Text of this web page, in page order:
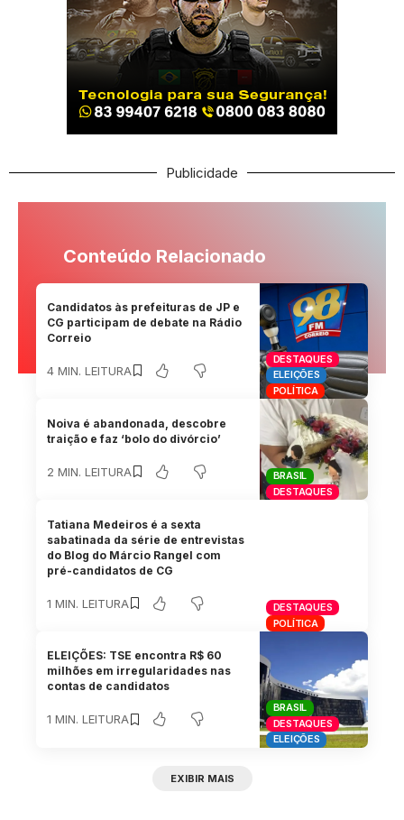
Publicidade
Conteúdo Relacionado
DESTAQUES
ELEIÇÕES
POLÍTICA
Candidatos às prefeituras de JP e
CG participam de debate na Rádio
Correio
4 MIN. LEITURA
BRASIL
DESTAQUES
Noiva é abandonada, descobre
traição e faz ‘bolo do divórcio’
2 MIN. LEITURA
DESTAQUES
POLÍTICA
Tatiana Medeiros é a sexta
sabatinada da série de entrevistas
do Blog do Márcio Rangel com
pré-candidatos de CG
1 MIN. LEITURA
BRASIL
DESTAQUES
ELEIÇÕES
ELEIÇÕES: TSE encontra R$ 60
milhões em irregularidades nas
contas de candidatos
1 MIN. LEITURA
EXIBIR MAIS